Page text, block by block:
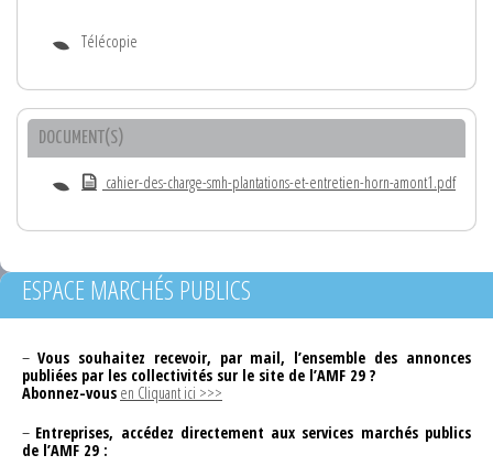
Télécopie
DOCUMENT(S)
cahier-des-charge-smh-plantations-et-entretien-horn-amont1.pdf
ESPACE MARCHÉS PUBLICS
– Vous souhaitez recevoir, par mail, l’ensemble des annonces
publiées par les collectivités sur le site de l’AMF 29 ?
Abonnez-vous en Cliquant ici >>>
– Entreprises, accédez directement aux services marchés publics
de l’AMF 29 :